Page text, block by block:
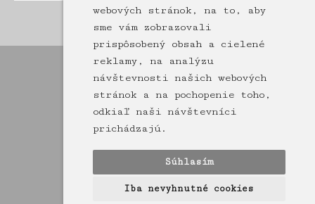
webových stránok, na to, aby
sme vám zobrazovali
prispôsobený obsah a cielené
reklamy, na analýzu
návštevnosti našich webových
stránok a na pochopenie toho,
odkiaľ naši návštevníci
prichádzajú.
Súhlasím
Iba nevyhnutné cookies
Stránka: [1]